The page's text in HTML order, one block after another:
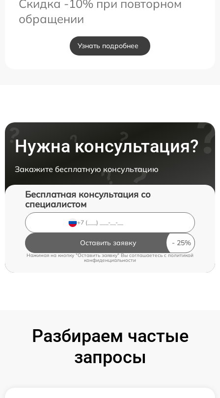
Скидка -10% при повторном
обращении
Узнать подробнее
Нужна консультация?
Закажите бесплатную консультацию
Бесплатная консультация со
специалистом
Оставить заявку
Нажимая на кнопку "Оставить заявку" Вы соглашаетесь cполитикой
конфиденциальности
Разбираем частые
запросы